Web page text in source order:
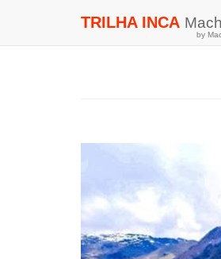
TRILHA INCA
by